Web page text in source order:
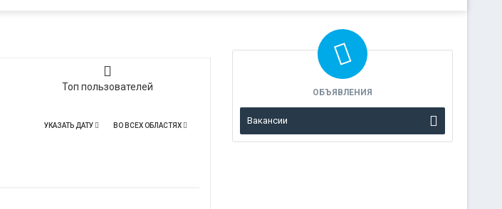
Топ пользователей
ВО ВСЕХ ОБЛАСТЯХ
УКАЗАТЬ ДАТУ
ОБЪЯВЛЕНИЯ
Вакансии